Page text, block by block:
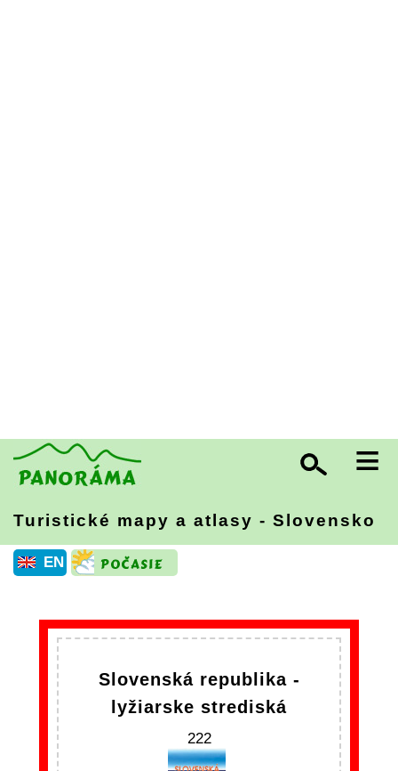
≡
Turistické mapy a atlasy - Slovensko
EN
Slovenská republika -
lyžiarske strediská
222